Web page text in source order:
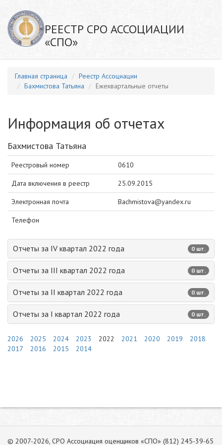
РЕЕСТР СРО АССОЦИАЦИИ
«СПО»
Главная страница
Реестр Ассоциации
Бахмистова Татьяна
Ежеквартальные отчеты
Информация об отчетах
Бахмистова Татьяна
Реестровый номер 0610
Дата включения в реестр 25.09.2015
Электронная почта Bachmistova@yandex.ru
Телефон
Отчеты за IV квартал 2022 года 0 шт.
Отчеты за III квартал 2022 года 0 шт.
Отчеты за II квартал 2022 года 0 шт.
Отчеты за I квартал 2022 года 0 шт.
2026 2025 2024 2023 2022 2021 2020 2019
2018
2017
2016 2015 2014
© 2007-2026, СРО Ассоциация оценщиков «СПО» (812) 245-39-65